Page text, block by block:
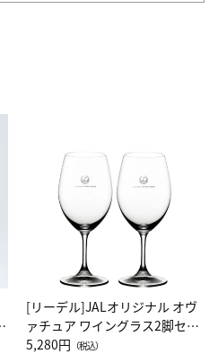
[リーデル]JALオリジナル オヴ
ァチュア ワイングラス2脚セッ
ト（レッドワイン）
5,280円 （税込）